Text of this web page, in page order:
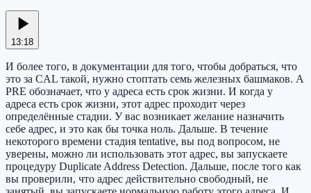
13:18
И более того, в документации для того, чтобы добраться, что
это за CAL такой, нужно стоптать семь железных башмаков. А
PRE обозначает, что у адреса есть срок жизни. И когда у
адреса есть срок жизни, этот адрес проходит через
определённые стадии. У вас возникает желание назначить
себе адрес, и это как бы точка ноль. Дальше. В течение
некоторого времени стадия tentative, вы под вопросом, не
уверены, можно ли использовать этот адрес, вы запускаете
процедуру Duplicate Address Detection. Дальше, после того как
вы проверили, что адрес действительно свободный, не